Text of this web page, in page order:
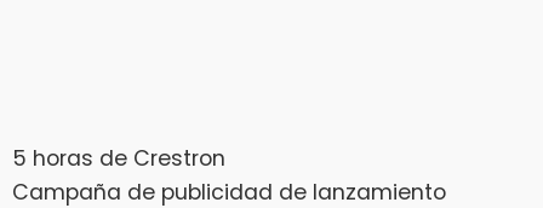
5 horas de Crestron
Campaña de publicidad de lanzamiento